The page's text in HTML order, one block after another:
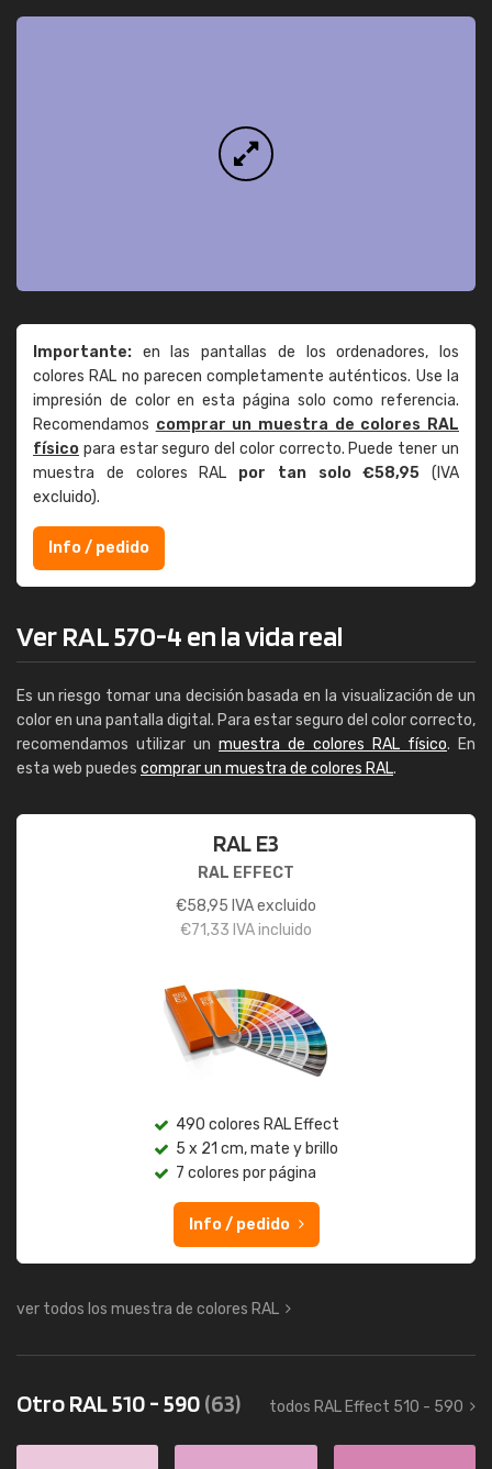
Importante: en las pantallas de los ordenadores, los
colores RAL no parecen completamente auténticos. Use la
impresión de color en esta página solo como referencia.
Recomendamos comprar un muestra de colores RAL
físico para estar seguro del color correcto. Puede tener un
muestra de colores RAL por tan solo €58,95 (IVA
excluido).
Info / pedido
Ver RAL 570-4 en la vida real
Es un riesgo tomar una decisión basada en la visualización de un
color en una pantalla digital. Para estar seguro del color correcto,
recomendamos utilizar un muestra de colores RAL físico. En
esta web puedes comprar un muestra de colores RAL.
RAL E3
RAL EFFECT
€58,95 IVA excluido
€71,33 IVA incluido
490 colores RAL Effect
5 x 21 cm, mate y brillo
7 colores por página
Info / pedido
ver todos los muestra de colores RAL
Otro RAL 510 - 590(63) todos RAL Effect 510 - 590